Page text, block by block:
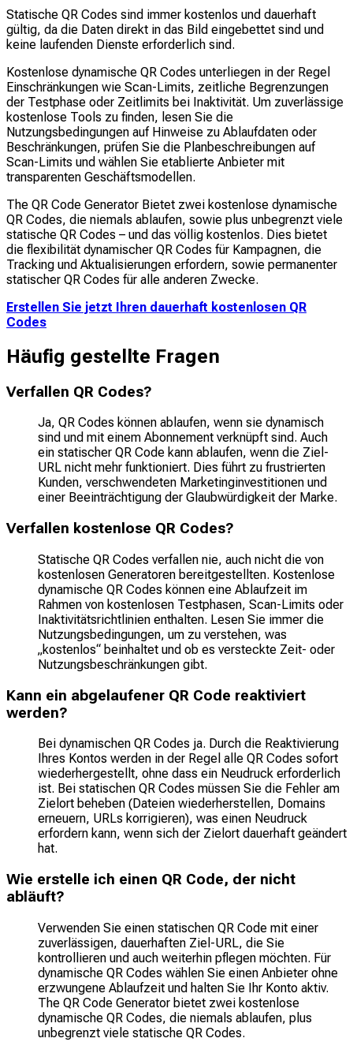
Statische QR Codes sind immer kostenlos und dauerhaft
gültig, da die Daten direkt in das Bild eingebettet sind und
keine laufenden Dienste erforderlich sind.
Kostenlose dynamische QR Codes unterliegen in der Regel
Einschränkungen wie Scan-Limits, zeitliche Begrenzungen
der Testphase oder Zeitlimits bei Inaktivität. Um zuverlässige
kostenlose Tools zu finden, lesen Sie die
Nutzungsbedingungen auf Hinweise zu Ablaufdaten oder
Beschränkungen, prüfen Sie die Planbeschreibungen auf
Scan-Limits und wählen Sie etablierte Anbieter mit
transparenten Geschäftsmodellen.
The QR Code Generator Bietet zwei kostenlose dynamische
QR Codes, die niemals ablaufen, sowie plus unbegrenzt viele
statische QR Codes – und das völlig kostenlos. Dies bietet
die flexibilität dynamischer QR Codes für Kampagnen, die
Tracking und Aktualisierungen erfordern, sowie permanenter
statischer QR Codes für alle anderen Zwecke.
Erstellen Sie jetzt Ihren dauerhaft kostenlosen QR
Codes
Häufig gestellte Fragen
Verfallen QR Codes?
Ja, QR Codes können ablaufen, wenn sie dynamisch
sind und mit einem Abonnement verknüpft sind. Auch
ein statischer QR Code kann ablaufen, wenn die Ziel-
URL nicht mehr funktioniert. Dies führt zu frustrierten
Kunden, verschwendeten Marketinginvestitionen und
einer Beeinträchtigung der Glaubwürdigkeit der Marke.
Verfallen kostenlose QR Codes?
Statische QR Codes verfallen nie, auch nicht die von
kostenlosen Generatoren bereitgestellten. Kostenlose
dynamische QR Codes können eine Ablaufzeit im
Rahmen von kostenlosen Testphasen, Scan-Limits oder
Inaktivitätsrichtlinien enthalten. Lesen Sie immer die
Nutzungsbedingungen, um zu verstehen, was
„kostenlos“ beinhaltet und ob es versteckte Zeit- oder
Nutzungsbeschränkungen gibt.
Kann ein abgelaufener QR Code reaktiviert
werden?
Bei dynamischen QR Codes ja. Durch die Reaktivierung
Ihres Kontos werden in der Regel alle QR Codes sofort
wiederhergestellt, ohne dass ein Neudruck erforderlich
ist. Bei statischen QR Codes müssen Sie die Fehler am
Zielort beheben (Dateien wiederherstellen, Domains
erneuern, URLs korrigieren), was einen Neudruck
erfordern kann, wenn sich der Zielort dauerhaft geändert
hat.
Wie erstelle ich einen QR Code, der nicht
abläuft?
Verwenden Sie einen statischen QR Code mit einer
zuverlässigen, dauerhaften Ziel-URL, die Sie
kontrollieren und auch weiterhin pflegen möchten. Für
dynamische QR Codes wählen Sie einen Anbieter ohne
erzwungene Ablaufzeit und halten Sie Ihr Konto aktiv.
The QR Code Generator bietet zwei kostenlose
dynamische QR Codes, die niemals ablaufen, plus
unbegrenzt viele statische QR Codes.